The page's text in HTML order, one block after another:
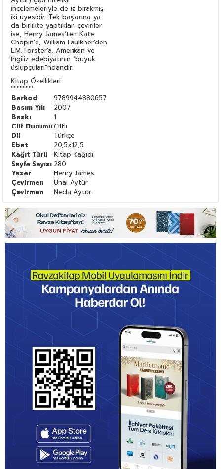
incelemeleriyle de iz bırakmış
iki üyesidir. Tek başlarına ya
da birlikte yaptıkları çeviriler
ise, Henry James’ten Kate
Chopin’e, William Faulkner’den
E.M. Forster’a, Amerikan ve
İngiliz edebiyatının “büyük
üslupçuları”ndandır.
Kitap Özellikleri
'''''''''''''''
Barkod
9789944880657
Basım Yılı
2007
Baskı
1
Cilt DurumuCiltli
Dil
Türkçe
Ebat
20,5x12,5
Kağıt Türü
Kitap Kağıdı
Sayfa Sayısı 280
Yazar
Henry James
Çevirmen
Ünal Aytür
Çevirmen
Necla Aytür